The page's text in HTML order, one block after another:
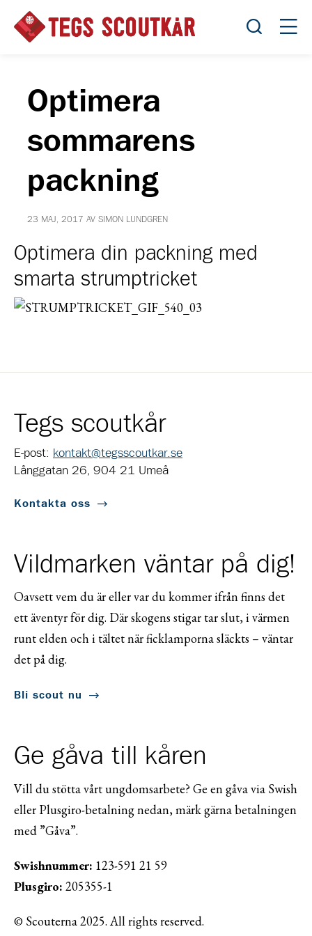
Öppna
Optimera
sommarens
packning
23 MAJ, 2017 AV SIMON LUNDGREN
Optimera din packning med
smarta strumptricket
Tegs scoutkår
E-post: kontakt@tegsscoutkar.se
Långgatan 26, 904 21 Umeå
Kontakta oss
Vildmarken väntar på dig!
Oavsett vem du är eller var du kommer ifrån finns det
ett äventyr för dig. Där skogens stigar tar slut, i värmen
runt elden och i tältet när ficklamporna släckts – väntar
det på dig.
Bli scout nu
Ge gåva till kåren
Vill du stötta vårt ungdomsarbete? Ge en gåva via Swish
eller Plusgiro-betalning nedan, märk gärna betalningen
med ”Gåva”.
Swishnummer: 123-591 21 59
Plusgiro: 205355-1
© Scouterna 2025. All rights reserved.